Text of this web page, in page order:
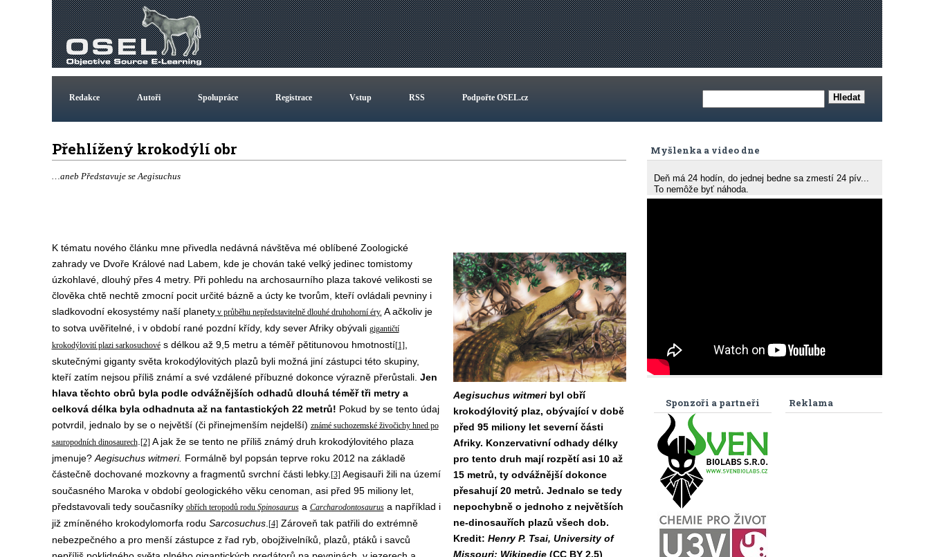
Redakce Autoři Spolupráce Registrace Vstup RSS Podpořte OSEL.cz
Přehlížený krokodýlí obr
…aneb Představuje se Aegisuchus
Aegisuchus witmeri byl obří
krokodýlovitý plaz, obývající v době
před 95 miliony let severní části
Afriky. Konzervativní odhady délky
pro tento druh mají rozpětí asi 10 až
15 metrů, ty odvážnější dokonce
přesahují 20 metrů. Jednalo se tedy
nepochybně o jednoho z největších
ne-dinosauřích plazů všech dob.
Kredit: Henry P. Tsai, University of
Missouri; Wikipedie(CC BY 2.5)
K tématu nového článku mne přivedla nedávná návštěva mé oblíbené Zoologické
zahrady ve Dvoře Králové nad Labem, kde je chován také velký jedinec tomistomy
úzkohlavé, dlouhý přes 4 metry. Při pohledu na archosaurního plaza takové velikosti se
člověka chtě nechtě zmocní pocit určité bázně a úcty ke tvorům, kteří ovládali pevniny i
sladkovodní ekosystémy naší planety v průběhu nepředstavitelně dlouhé druhohorní éry. A ačkoliv je
to sotva uvěřitelné, i v období rané pozdní křídy, kdy sever Afriky obývali gigantičtí
krokodýlovití plazi sarkosuchovés délkou až 9,5 metru a téměř pětitunovou hmotností[1],
skutečnými giganty světa krokodýlovitých plazů byli možná jiní zástupci této skupiny,
kteří zatím nejsou příliš známí a své vzdálené příbuzné dokonce výrazně přerůstali. Jen
hlava těchto obrů byla podle odvážnějších odhadů dlouhá téměř tři metry a
celková délka byla odhadnuta až na fantastických 22 metrů! Pokud by se tento údaj
potvrdil, jednalo by se o největší (či přinejmenším nejdelší) známé suchozemské živočichy hned po
sauropodních dinosaurech. [2]A jak že se tento ne příliš známý druh krokodýlovitého plaza
jmenuje? Aegisuchus witmeri. Formálně byl popsán teprve roku 2012 na základě
částečně dochované mozkovny a fragmentů svrchní části lebky. [3]Aegisauři žili na území
současného Maroka v období geologického věku cenoman, asi před 95 miliony let,
představovali tedy současníky obřích teropodů rodu Spinosaurusa Carcharodontosaurusa například i
již zmíněného krokodylomorfa rodu Sarcosuchus. [4]Zároveň tak patřili do extrémně
nebezpečného a pro menší zástupce z řad ryb, obojživelníků, plazů, ptáků i savců
Myšlenka a video dne
Deň má 24 hodín, do jednej bedne sa zmestí 24 pív...
To nemôže byť náhoda.
Reklama
Sponzoři a partneři